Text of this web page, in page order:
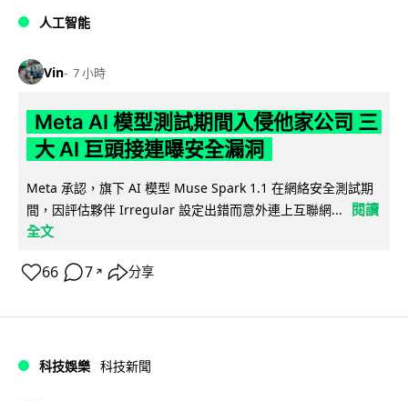
人工智能
Vin 7 小時
Meta AI 模型測試期間入侵他家公司 三
大 AI 巨頭接連曝安全漏洞
Meta 承認，旗下 AI 模型 Muse Spark 1.1 在網絡安全測試期
間，因評估夥伴 Irregular 設定出錯而意外連上互聯網...
閱讀
全文
66 7 ↗ 分享
科技娛樂 科技新聞